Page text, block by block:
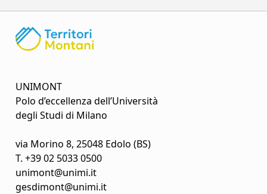
UNIMONT
Polo d’eccellenza dell’Università
degli Studi di Milano
via Morino 8, 25048 Edolo (BS)
T. +39 02 5033 0500
unimont@unimi.it
gesdimont@unimi.it